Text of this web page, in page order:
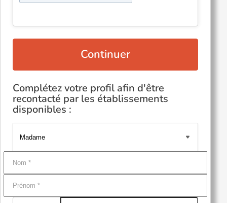
Continuer
Complétez votre profil afin d'être
recontacté par les établissements
disponibles :